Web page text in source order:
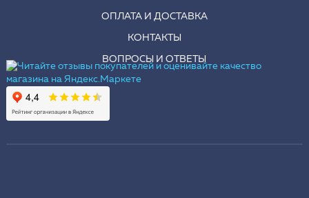
ОПЛАТА И ДОСТАВКА
КОНТАКТЫ
ВОПРОСЫ И ОТВЕТЫ